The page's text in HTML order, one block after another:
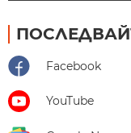
Facebook
YouTube